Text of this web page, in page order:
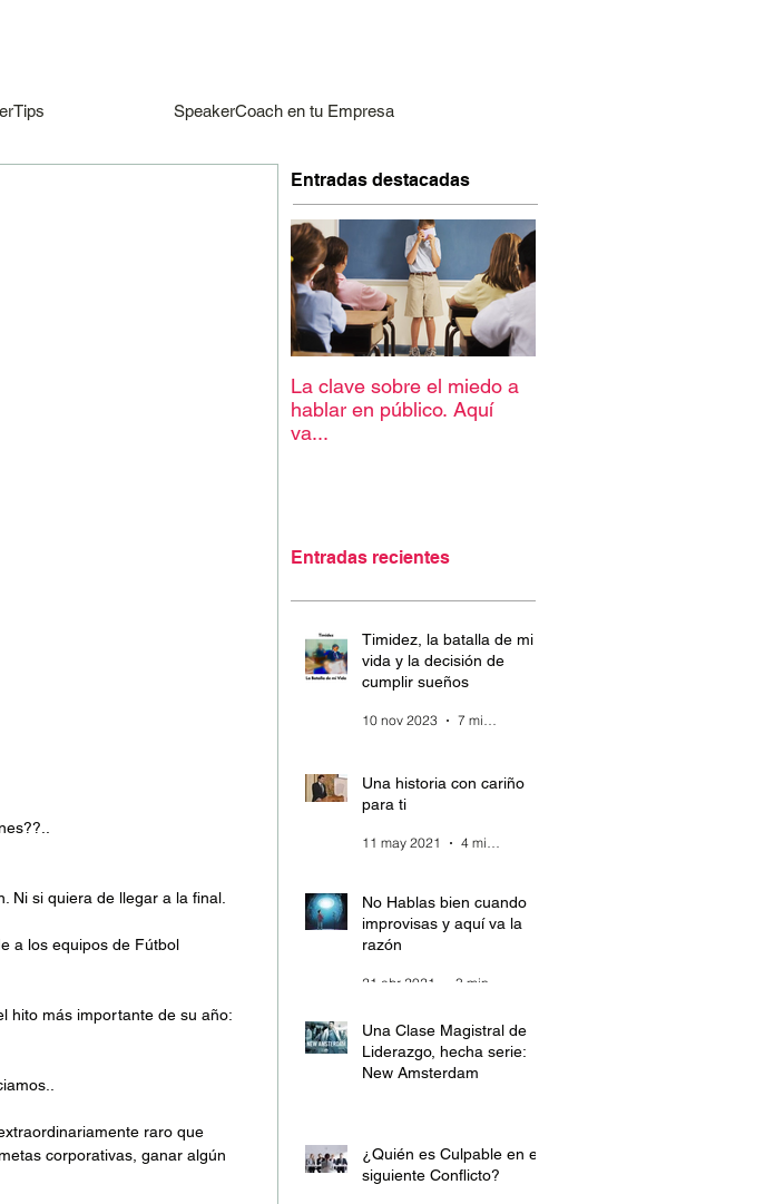
SpeakerCoach en tu Empresa
Ni si quiera de llegar a la final.
a los equipos de Fútbol
hito más importante de su año:
raro que
corporativas, ganar algún
Entradas destacadas
La clave sobre el miedo a
hablar en público. Aquí
va...
Entradas recientes
Timidez, la batalla de mi
vida y la decisión de
cumplir sueños
10 nov 2023 7 min de lectura
Una historia con cariño
para ti
11 may 2021 4 min de lectura
No Hablas bien cuando
improvisas y aquí va la
razón
21 abr 2021
Una Clase Magistral de
Liderazgo, hecha serie:
New Amsterdam
¿Quién es Culpable en el
siguiente Conflicto?